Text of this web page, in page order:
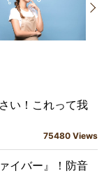
い！これって我
75480 Views
イバー』！防音